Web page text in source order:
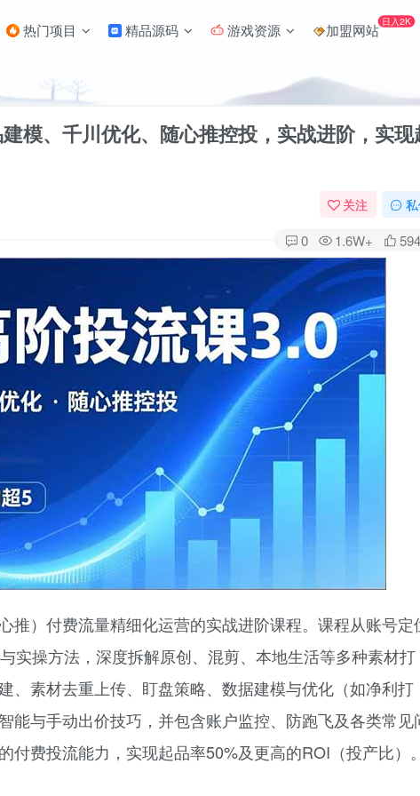
热门项目 精品源码 游戏资源 加盟网站 日入2K
模、千川优化、随心推控投，实战进阶，实现
关注
0 1.6W+
推）付费流量精细化运营的实战进阶课程。课程从账号定
实操方法，深度拆解原创、混剪、本地生活等多种素材打
、素材去重上传、盯盘策略、数据建模与优化（如净利打
能与手动出价技巧，并包含账户监控、防跑飞及各类常见
费投流能力，实现起品率50%及更高的ROI（投产比）。